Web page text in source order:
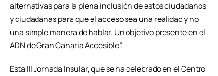
alternativas para la plena inclusión de estos ciudadanos
y ciudadanas para que el acceso sea una realidad y no
una simple manera de hablar. Un objetivo presente en el
ADN de Gran Canaria Accesible”.
Esta III Jornada Insular, que se ha celebrado en el Centro